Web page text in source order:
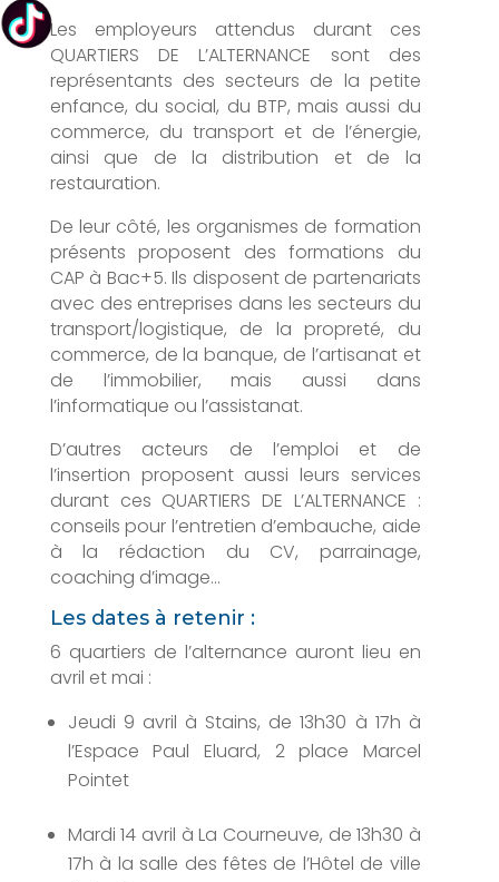
Les employeurs attendus durant ces
QUARTIERS DE L’ALTERNANCE sont des
représentants des secteurs de la petite
enfance, du social, du BTP, mais aussi du
commerce, du transport et de l’énergie,
ainsi que de la distribution et de la
restauration.
De leur côté, les organismes de formation
présents proposent des formations du
CAP à Bac+5. Ils disposent de partenariats
avec des entreprises dans les secteurs du
transport/logistique, de la propreté, du
commerce, de la banque, de l’artisanat et
de l’immobilier, mais aussi dans
l’informatique ou l’assistanat.
D’autres acteurs de l’emploi et de
l’insertion proposent aussi leurs services
durant ces QUARTIERS DE L’ALTERNANCE :
conseils pour l’entretien d’embauche, aide
à la rédaction du CV, parrainage,
coaching d’image…
Les dates à retenir :
6 quartiers de l’alternance auront lieu en
avril et mai :
Jeudi 9 avril à Stains, de 13h30 à 17h à
l’Espace Paul Eluard, 2 place Marcel
Pointet
Mardi 14 avril à La Courneuve, de 13h30 à
17h à la salle des fêtes de l’Hôtel de ville